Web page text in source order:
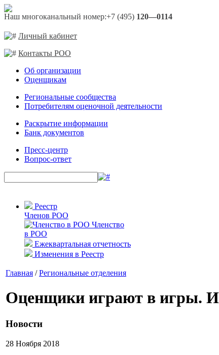
Наш многоканальный номер:+7 (495) 120—0114
Личный кабинет
Контакты РОО
Об организации
Оценщикам
Региональные сообщества
Потребителям оценочной деятельности
Раскрытие информации
Банк документов
Пресс-центр
Вопрос-ответ
Реестр
Членов РОО
Членство
в РОО
Ежеквартальная отчетность
Изменения в Реестр
Главная /Региональные отделения
Оценщики играют в игры.
Новости
28 Ноября 2018